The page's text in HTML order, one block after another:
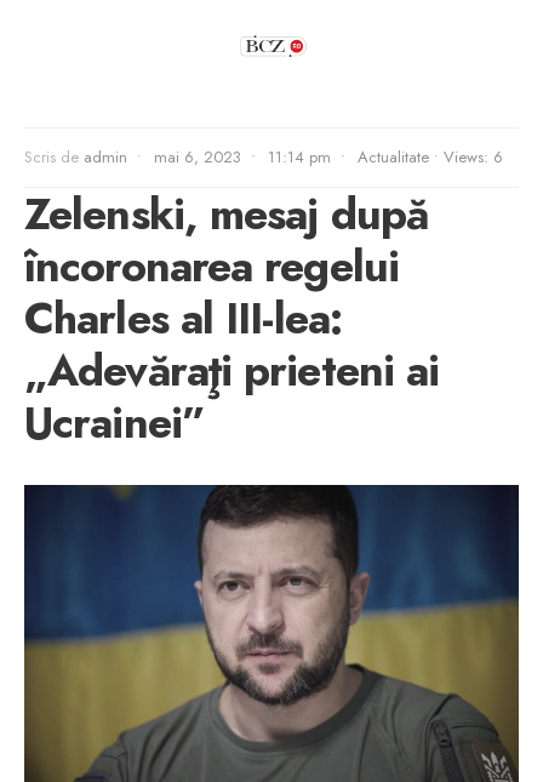
Scris de admin • mai 6, 2023 • 11:14 pm • Actualitate • Views: 6
Zelenski, mesaj după
încoronarea regelui
Charles al III-lea:
„Adevăraţi prieteni ai
Ucrainei”